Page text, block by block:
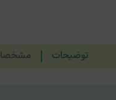
توضیحات